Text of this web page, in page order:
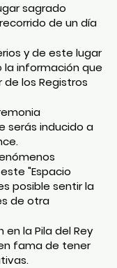
sagrado
de un día
y de este lugar
la información que
los Registros
serás inducido a
"Espacio
posible sentir la
de otra
la Pila del Rey
fama de tener